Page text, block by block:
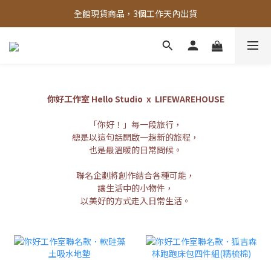
全館，滿888超取免運｜滿1500宅配免運
全館現貨商品，3個工作天內出貨
全館，滿888超取免運｜滿1500宅配免運
你好工作室 Hello Studio x LIFEWAREHOUSE
「你好！」每一段旅行，
總是以這句話開啟一趟新的旅程，
也是最溫暖的日常問候。
聯名企劃將創作結合各種可能，
讓生活中的小物件，
以美好的方式走入日常生活。